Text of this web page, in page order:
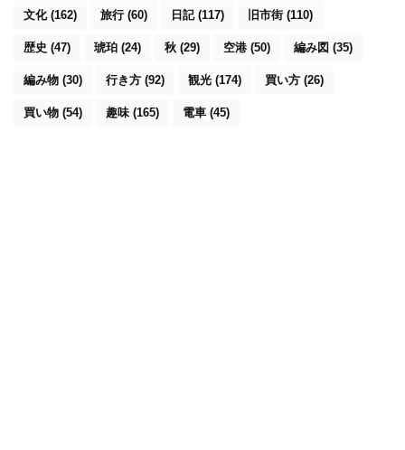
文化(162) 旅行 (60) 日記(117) 旧市街 (110)
歴史 (47) 琥珀 (24) 秋 (29) 空港 (50) 編み図 (35)
編み物 (30) 行き方 (92) 観光 (174) 買い方 (26)
買い物 (54) 趣味(165) 電車 (45)